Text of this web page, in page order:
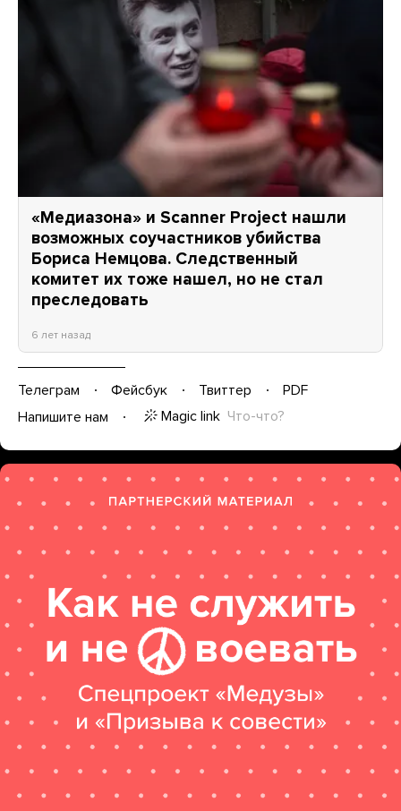
«Медиазона» и Scanner Projeсt нашли
возможных соучастников убийства
Бориса Немцова. Следственный
комитет их тоже нашел, но не стал
преследовать
6 лет назад
Телеграм Фейсбук Твиттер
PDF
Напишите нам
Magic link Что-что?